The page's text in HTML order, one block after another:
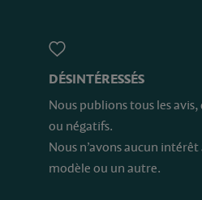
DÉSINTÉRESSÉS
Nous publions tous les
ou négatifs.
Nous n’avons aucun
modèle ou un autre.